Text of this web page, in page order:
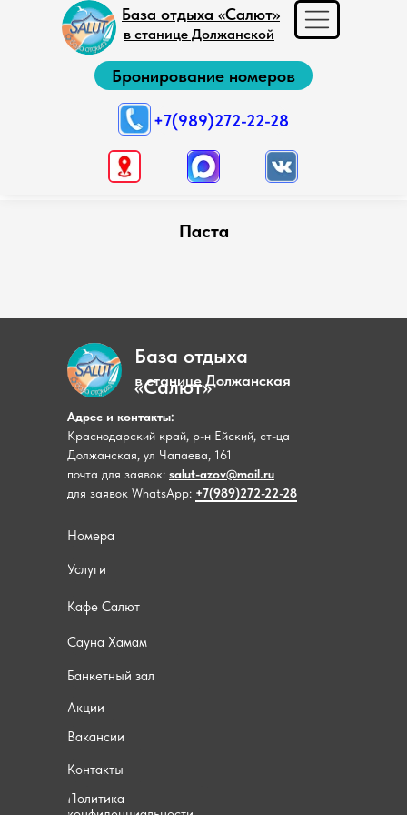
База отдыха «Салют»
в станице Должанской
+7(989)272-22-28
Бронирование номеров
Паста
База отдыха
«Салют»
в станице Должанская
Номера
Услуги
Акции
Контакты
Вакансии
Политика
Адрес и контакты:
Краснодарский край, р-н Ейский, ст-ца
Должанская, ул Чапаева, 161
почта для заявок: salut-azov@mail.ru
для заявок WhatsApp: +7(989)272-22-28
Кафе Салют
Сауна Хамам
Банкетный зал